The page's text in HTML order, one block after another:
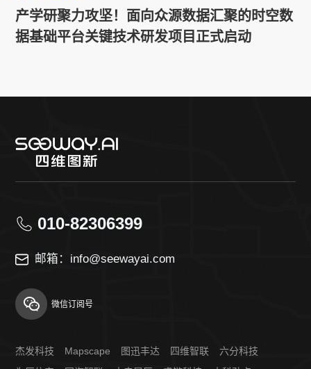
产学研聚力攻坚！面向众源数据汇聚的时空数
据基础平台关键技术研发项目正式启动
010-82306399
邮箱：info@seewayai.com
微信订阅号
杰发科技 Mapscape 图迅丰达 四维智联
六分科技